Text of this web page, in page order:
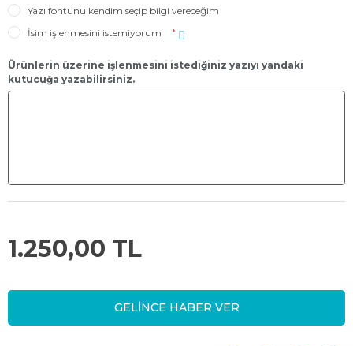
Yazı fontunu kendim seçip bilgi vereceğim
İsim işlenmesini istemiyorum
*
Ürünlerin üzerine işlenmesini istediğiniz yazıyı yandaki
kutucuğa yazabilirsiniz.
1.250,00 TL
GELİNCE HABER VER